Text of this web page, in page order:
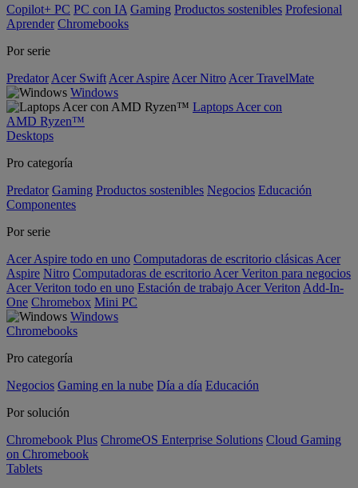
Copilot+ PC PC con IA Gaming Productos sostenibles Profesional
Aprender Chromebooks
Por serie
Predator Acer Swift Acer Aspire Acer Nitro Acer TravelMate
Windows
Laptops Acer con
AMD Ryzen™
Desktops
Pro categoría
Predator Gaming Productos sostenibles Negocios Educación
Componentes
Por serie
Acer Aspire todo en uno Computadoras de escritorio clásicas Acer
Aspire Nitro Computadoras de escritorio Acer Veriton para negocios
Acer Veriton todo en uno Estación de trabajo Acer Veriton Add-In-
One Chromebox Mini PC
Windows
Chromebooks
Pro categoría
Negocios Gaming en la nube Día a día Educación
Por solución
Chromebook Plus ChromeOS Enterprise Solutions Cloud Gaming
on Chromebook
Tablets